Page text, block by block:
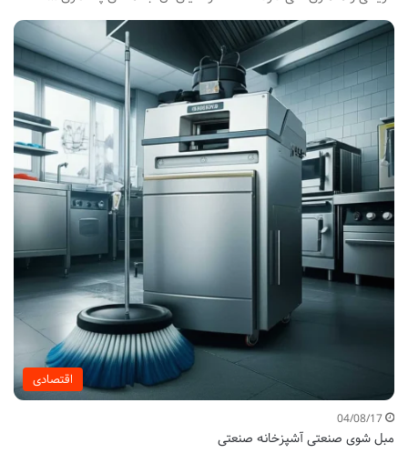
اقتصادی
04/08/17
مبل شوی صنعتی آشپزخانه صنعتی